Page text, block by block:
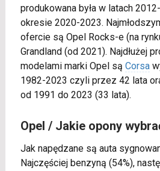
produkowana była w latach
okresie 2020-2023.
ofercie są Opel Rocks-e (na
Grandland (od 2021). Najdłużej
modelami marki Opel są Corsa
1982-2023 czyli przez 42 lata
od 1991 do 2023 (33 lata).
Opel / Jakie opony
Jak napędzane są auta
Najczęściej benzyną (54%),